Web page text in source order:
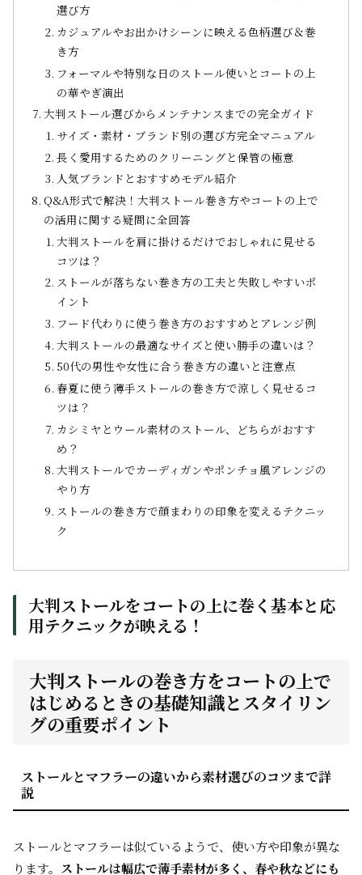
選び方
カジュアルやお出かけシーンに映える色柄選び＆巻
き方
フォーマルや特別な日のストール使いとコートの上
の華やぎ演出
大判ストール選びからメンテナンスまでの完全ガイド
サイズ・素材・ブランド別の選び方完全マニュアル
長く愛用するためのクリーニングと保管の極意
人気ブランドとおすすめモデル紹介
Q&A形式で解決！大判ストール巻き方やコートの上で
の活用に関する疑問に全回答
大判ストールを肩に掛けるだけでおしゃれに見せる
コツは？
ストールが落ちない巻き方の工夫と失敗しやすいポ
イント
フード代わりに使う巻き方のおすすめとアレンジ例
大判ストールの最適なサイズと使い勝手の違いは？
50代の男性や女性に合う巻き方の違いと注意点
春夏に使う薄手ストールの巻き方で涼しく見せるコ
ツは？
カシミヤとウール素材のストール、どちらがおすす
め？
大判ストールでカーディガンやポンチョ風アレンジの
やり方
ストールの巻き方で顔まわりの印象を変えるテクニッ
ク
大判ストールをコートの上に巻く基本と応
用テクニックが映える！
大判ストールの巻き方をコートの上で
はじめるときの基礎知識とスタイリン
グの重要ポイント
ストールとマフラーの違いから素材選びのコツまで詳
説
ストールとマフラーは似ているようで、使い方や印象が異な
ります。 ストールは幅広で薄手素材が多く、春や秋などにも